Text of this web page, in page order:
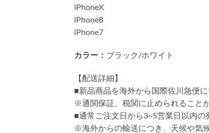
iPhoneX
iPhone8
iPhone7
カラー： ブラック/ホワイト
【配送詳細】
■新品商品を海外から国際佐川急便に
※通関保証、税関に止められること
■通常ご注文日から3~5営業日以内の
※海外からの輸送につき、天候や気